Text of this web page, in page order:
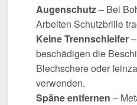
Augenschutz– Bei
Arbeiten Schutzbrille
Keine Trennschleifer
beschädigen die
Blechschere oder
verwenden.
Späne entfernen –